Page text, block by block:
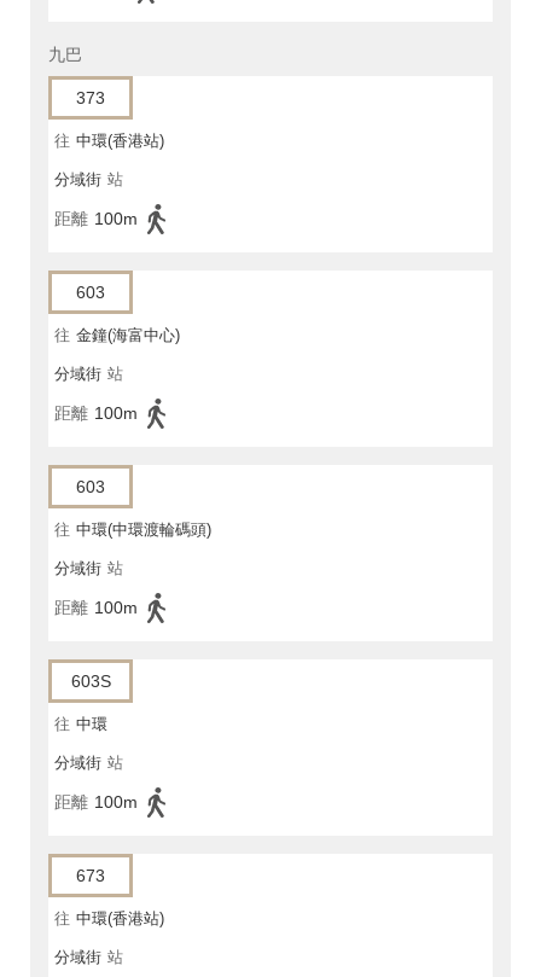
九巴
373
往 中環(香港站)
分域街 站
距離 100m
603
往 金鐘(海富中心)
分域街 站
距離 100m
603
往 中環(中環渡輪碼頭)
分域街 站
距離 100m
603S
往 中環
分域街 站
距離 100m
673
往 中環(香港站)
分域街 站